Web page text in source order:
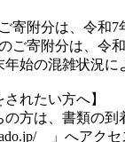
寄附分は、令和7
ご寄附分は、令
始の混雑状況に
れたい方へ】
方は、書類の到
」へアクセ